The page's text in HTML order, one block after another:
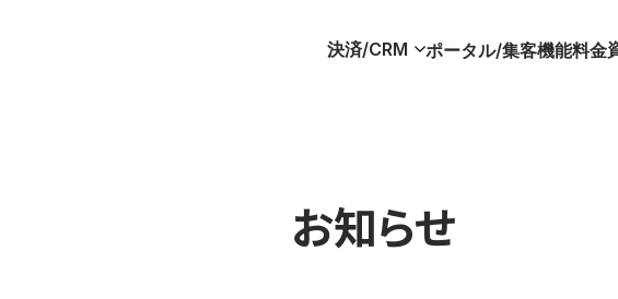
決済/CRM ポータル/集客機能料金
お知らせ